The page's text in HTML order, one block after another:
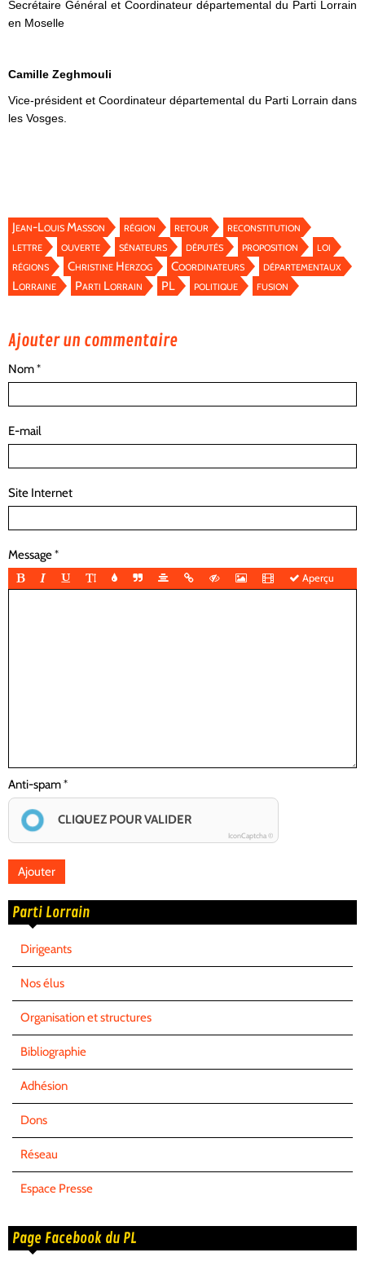
Secrétaire Général et Coordinateur départemental du Parti Lorrain
en Moselle
Camille Zeghmouli
Vice-président et Coordinateur départemental du Parti Lorrain dans
les Vosges.
Jean-Louis Masson région retour
reconstitution
lettre
ouverte sénateurs députés proposition
loi
régions
Christine Herzog Coordinateurs
départementaux
Lorraine
Parti Lorrain PL politique fusion
Ajouter un commentaire
Nom
E-mail
Site Internet
Message
Aperçu
Anti-spam
CLIQUEZ POUR VALIDER
IconCaptcha ©
Parti Lorrain
Dirigeants
Nos élus
Organisation et structures
Bibliographie
Adhésion
Dons
Réseau
Espace Presse
Page Facebook du PL